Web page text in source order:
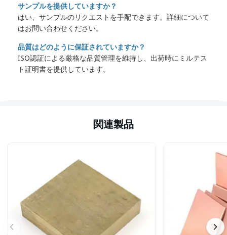
サンプルを提供していますか？
はい、サンプルのリクエストを手配できます。詳細について
はお問い合わせください。
品質はどのように保証されていますか？
ISO認証による厳格な品質管理を維持し、出荷時にミルテス
ト証明書を提供しています。
関連製品